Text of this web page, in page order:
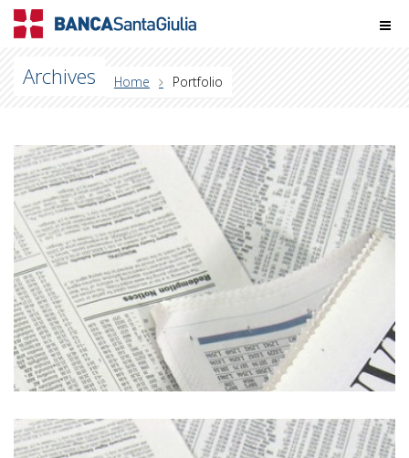
Archives Home Portfolio
Corriere della sera